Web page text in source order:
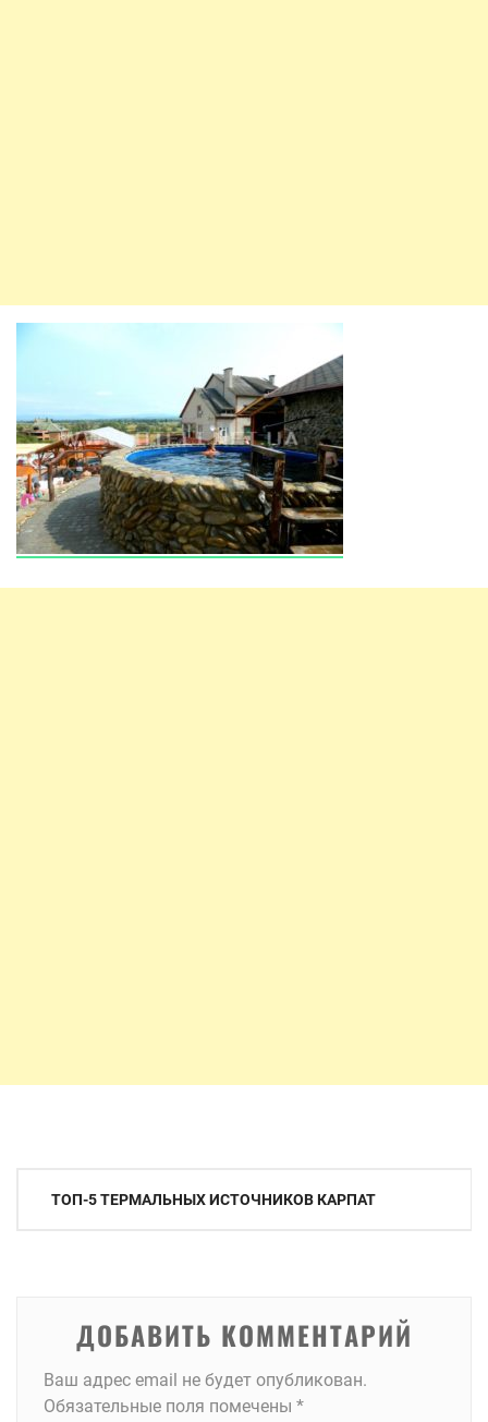
Навигация
ТОП-5 ТЕРМАЛЬНЫХ ИСТОЧНИКОВ КАРПАТ
ДОБАВИТЬ КОММЕНТАРИЙ
Ваш адрес email не будет опубликован.
Обязательные поля помечены *